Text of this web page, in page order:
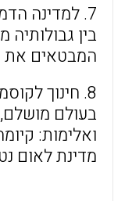
7. למדינה
בין
המבטאים את
8. חינוך
בעולם
ואלימות:
מדינת לאום